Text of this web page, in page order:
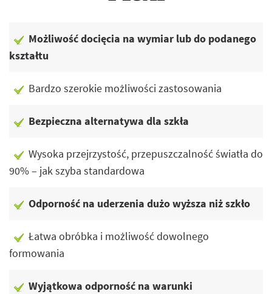
Możliwość docięcia na wymiar lub do podanego
kształtu
Bardzo szerokie możliwości zastosowania
Bezpieczna alternatywa dla szkła
Wysoka przejrzystość, przepuszczalność światła do
90% – jak szyba standardowa
Odporność na uderzenia dużo wyższa niż szkło
Łatwa obróbka i możliwość dowolnego
formowania
Wyjątkowa odporność na warunki